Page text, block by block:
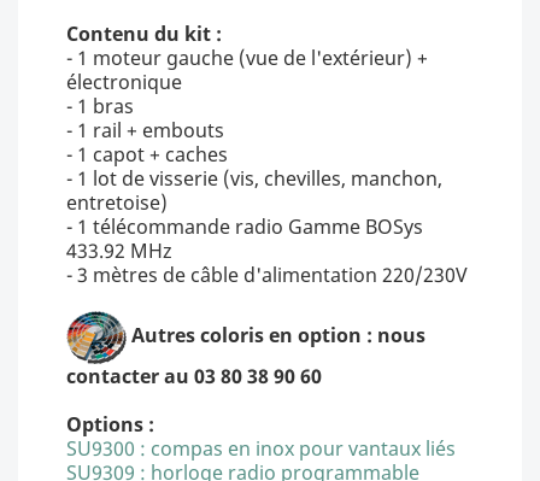
Contenu du kit :
- 1 moteur gauche (vue de l'extérieur) +
électronique
- 1 bras
- 1 rail + embouts
- 1 capot + caches
- 1 lot de visserie (vis, chevilles, manchon,
entretoise)
- 1 télécommande radio Gamme BOSys
433.92 MHz
- 3 mètres de câble d'alimentation 220/230V
Autres coloris en option : nous
contacter au 03 80 38 90 60
Options :
SU9300 : compas en inox pour vantaux liés
SU9309 : horloge radio programmable